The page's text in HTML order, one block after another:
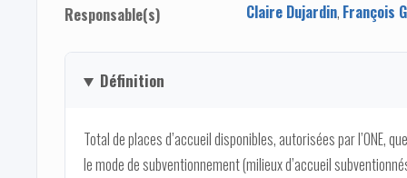
Responsable(s)
Claire Dujardin, François
Définition
Total de places d’accueil disponibles, autorisées par l’ONE,
le mode de subventionnement (milieux d’accueil